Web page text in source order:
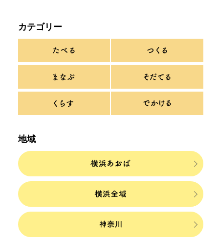
カテゴリー
地域